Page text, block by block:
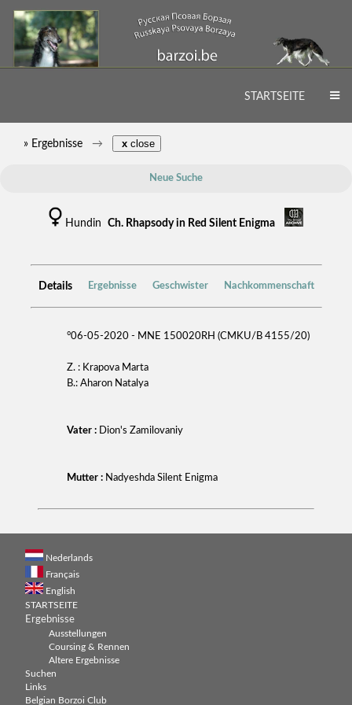
STARTSEITE
» Ergebnisse x close
Neue Suche
HundinCh. Rhapsody in Red Silent Enigma
Details Ergebnisse Geschwister Nachkommenschaft
°06-05-2020 - MNE 150020RH (CMKU/B 4155/20)
Z. : Krapova Marta
B.: Aharon Natalya
Vater : Dion's Zamilovaniy
Mutter : Nadyeshda Silent Enigma
Nederlands
Français
English
STARTSEITE
Ergebnisse
Ausstellungen
Coursing & Rennen
Altere Ergebnisse
Suchen
Links
Belgian Borzoi Club